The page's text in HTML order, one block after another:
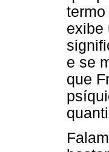
termo
exibe
e se
que